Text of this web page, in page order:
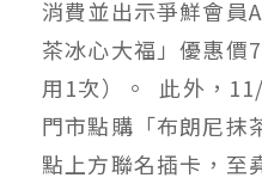
消費並出示爭鮮會員
茶冰心大福」優惠價
用1次）。 此外，
門市點購「布朗尼抹
點上方聯名插卡，至